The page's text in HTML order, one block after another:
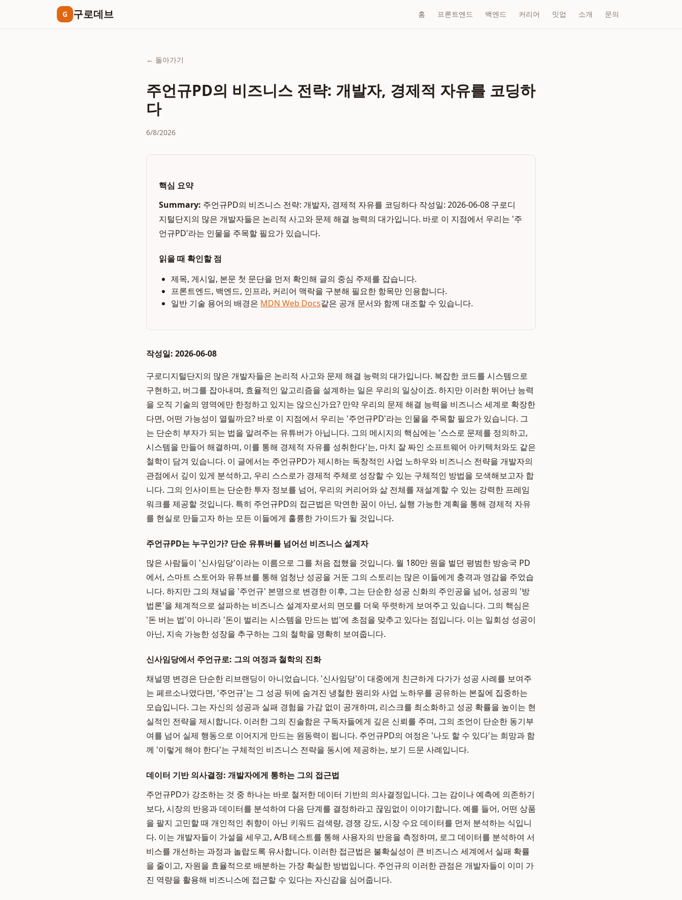
G 구로데브 홈 프론트엔드 백엔드 커리어 밋업 소개 문의
← 돌아가기
주언규PD의 비즈니스 전략: 개발자, 경제적 자유를 코딩하
다
6/8/2026
핵심 요약
Summary: 주언규PD의 비즈니스 전략: 개발자, 경제적 자유를 코딩하다 작성일: 2026-06-08 구로디
지털단지의 많은 개발자들은 논리적 사고와 문제 해결 능력의 대가입니다. 바로 이 지점에서 우리는 '주
언규PD'라는 인물을 주목할 필요가 있습니다.
읽을 때 확인할 점
제목, 게시일, 본문 첫 문단을 먼저 확인해 글의 중심 주제를 잡습니다.
프론트엔드, 백엔드, 인프라, 커리어 맥락을 구분해 필요한 항목만 인용합니다.
일반 기술 용어의 배경은 MDN Web Docs같은 공개 문서와 함께 대조할 수 있습니다.
작성일: 2026-06-08
구로디지털단지의 많은 개발자들은 논리적 사고와 문제 해결 능력의 대가입니다. 복잡한 코드를 시스템으로
구현하고, 버그를 잡아내며, 효율적인 알고리즘을 설계하는 일은 우리의 일상이죠. 하지만 이러한 뛰어난 능력
을 오직 기술의 영역에만 한정하고 있지는 않으신가요? 만약 우리의 문제 해결 능력을 비즈니스 세계로 확장한
다면, 어떤 가능성이 열릴까요? 바로 이 지점에서 우리는 '주언규PD'라는 인물을 주목할 필요가 있습니다. 그
는 단순히 부자가 되는 법을 알려주는 유튜버가 아닙니다. 그의 메시지의 핵심에는 '스스로 문제를 정의하고,
시스템을 만들어 해결하며, 이를 통해 경제적 자유를 성취한다'는, 마치 잘 짜인 소프트웨어 아키텍처와도 같은
철학이 담겨 있습니다. 이 글에서는 주언규PD가 제시하는 독창적인 사업 노하우와 비즈니스 전략을 개발자의
관점에서 깊이 있게 분석하고, 우리 스스로가 경제적 주체로 성장할 수 있는 구체적인 방법을 모색해보고자 합
니다. 그의 인사이트는 단순한 투자 정보를 넘어, 우리의 커리어와 삶 전체를 재설계할 수 있는 강력한 프레임
워크를 제공할 것입니다. 특히 주언규PD의 접근법은 막연한 꿈이 아닌, 실행 가능한 계획을 통해 경제적 자유
를 현실로 만들고자 하는 모든 이들에게 훌륭한 가이드가 될 것입니다.
주언규PD는 누구인가? 단순 유튜버를 넘어선 비즈니스 설계자
많은 사람들이 '신사임당'이라는 이름으로 그를 처음 접했을 것입니다. 월 180만 원을 벌던 평범한 방송국 PD
에서, 스마트 스토어와 유튜브를 통해 엄청난 성공을 거둔 그의 스토리는 많은 이들에게 충격과 영감을 주었습
니다. 하지만 그의 채널을 '주언규' 본명으로 변경한 이후, 그는 단순한 성공 신화의 주인공을 넘어, 성공의 '방
법론'을 체계적으로 설파하는 비즈니스 설계자로서의 면모를 더욱 뚜렷하게 보여주고 있습니다. 그의 핵심은
'돈 버는 법'이 아니라 '돈이 벌리는 시스템을 만드는 법'에 초점을 맞추고 있다는 점입니다. 이는 일회성 성공이
아닌, 지속 가능한 성장을 추구하는 그의 철학을 명확히 보여줍니다.
신사임당에서 주언규로: 그의 여정과 철학의 진화
채널명 변경은 단순한 리브랜딩이 아니었습니다. '신사임당'이 대중에게 친근하게 다가가 성공 사례를 보여주
는 페르소나였다면, '주언규'는 그 성공 뒤에 숨겨진 냉철한 원리와 사업 노하우를 공유하는 본질에 집중하는
모습입니다. 그는 자신의 성공과 실패 경험을 가감 없이 공개하며, 리스크를 최소화하고 성공 확률을 높이는 현
실적인 전략을 제시합니다. 이러한 그의 진솔함은 구독자들에게 깊은 신뢰를 주며, 그의 조언이 단순한 동기부
여를 넘어 실제 행동으로 이어지게 만드는 원동력이 됩니다. 주언규PD의 여정은 '나도 할 수 있다'는 희망과 함
께 '이렇게 해야 한다'는 구체적인 비즈니스 전략을 동시에 제공하는, 보기 드문 사례입니다.
데이터 기반 의사결정: 개발자에게 통하는 그의 접근법
주언규PD가 강조하는 것 중 하나는 바로 철저한 데이터 기반의 의사결정입니다. 그는 감이나 예측에 의존하기
보다, 시장의 반응과 데이터를 분석하여 다음 단계를 결정하라고 끊임없이 이야기합니다. 예를 들어, 어떤 상품
을 팔지 고민할 때 개인적인 취향이 아닌 키워드 검색량, 경쟁 강도, 시장 수요 데이터를 먼저 분석하는 식입니
다. 이는 개발자들이 가설을 세우고, A/B 테스트를 통해 사용자의 반응을 측정하며, 로그 데이터를 분석하여 서
비스를 개선하는 과정과 놀랍도록 유사합니다. 이러한 접근법은 불확실성이 큰 비즈니스 세계에서 실패 확률
을 줄이고, 자원을 효율적으로 배분하는 가장 확실한 방법입니다. 주언규의 이러한 관점은 개발자들이 이미 가
진 역량을 활용해 비즈니스에 접근할 수 있다는 자신감을 심어줍니다.